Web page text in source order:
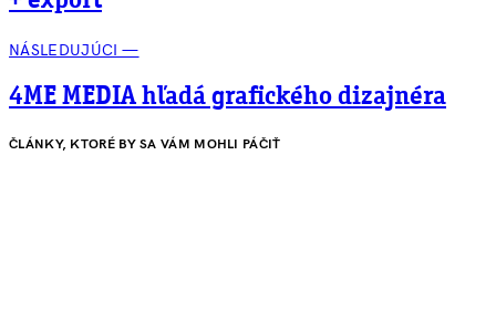
NÁSLEDUJÚCI —
4ME MEDIA hľadá grafického dizajnéra
ČLÁNKY, KTORÉ BY SA VÁM MOHLI PÁČIŤ